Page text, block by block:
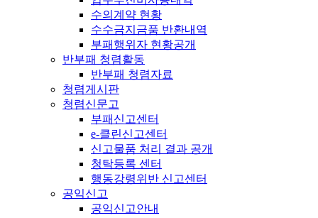
수의계약 현황
수수금지금품 반환내역
부패행위자 현황공개
반부패 청렴활동
반부패 청렴자료
청렴게시판
청렴신문고
부패신고센터
e-클린신고센터
신고물품 처리 결과 공개
청탁등록 센터
행동강령위반 신고센터
공익신고
공익신고안내